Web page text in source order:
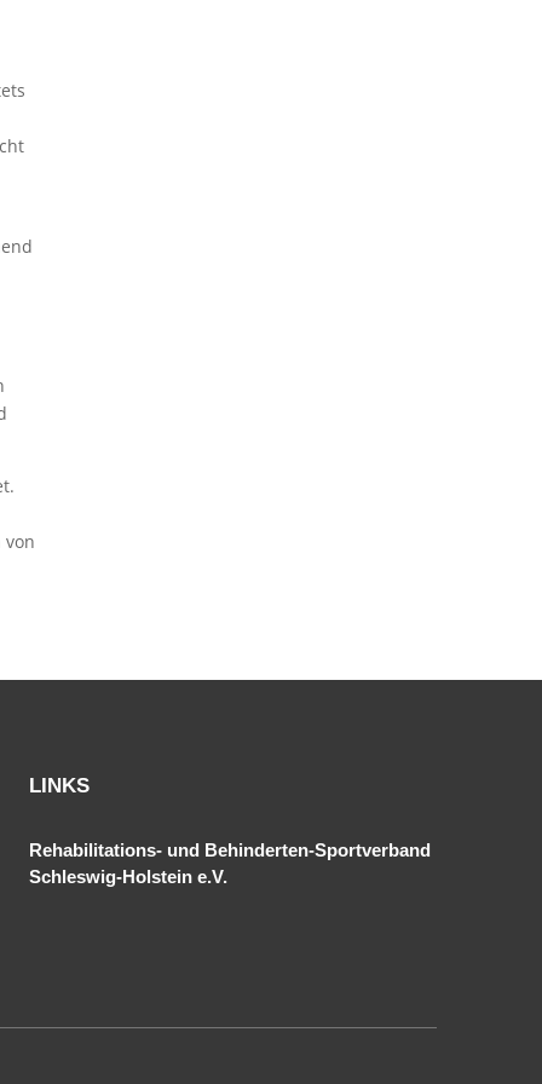
LINKS
Rehabilitations- und Behinderten-Sportverband
Schleswig-Holstein e.V.